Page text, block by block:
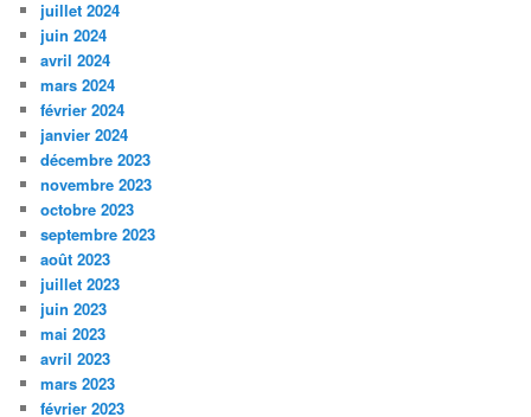
juillet 2024
juin 2024
avril 2024
mars 2024
février 2024
janvier 2024
décembre 2023
novembre 2023
octobre 2023
septembre 2023
août 2023
juillet 2023
juin 2023
mai 2023
avril 2023
mars 2023
février 2023